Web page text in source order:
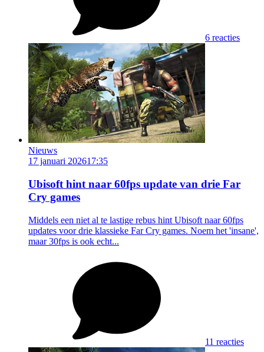
6 reacties
Nieuws
17 januari 202617:35
Ubisoft hint naar 60fps update van drie Far
Cry games
Middels een niet al te lastige rebus hint Ubisoft naar 60fps
updates voor drie klassieke Far Cry games. Noem het 'insane',
maar 30fps is ook echt...
11 reacties